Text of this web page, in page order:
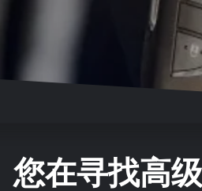
您在寻找高